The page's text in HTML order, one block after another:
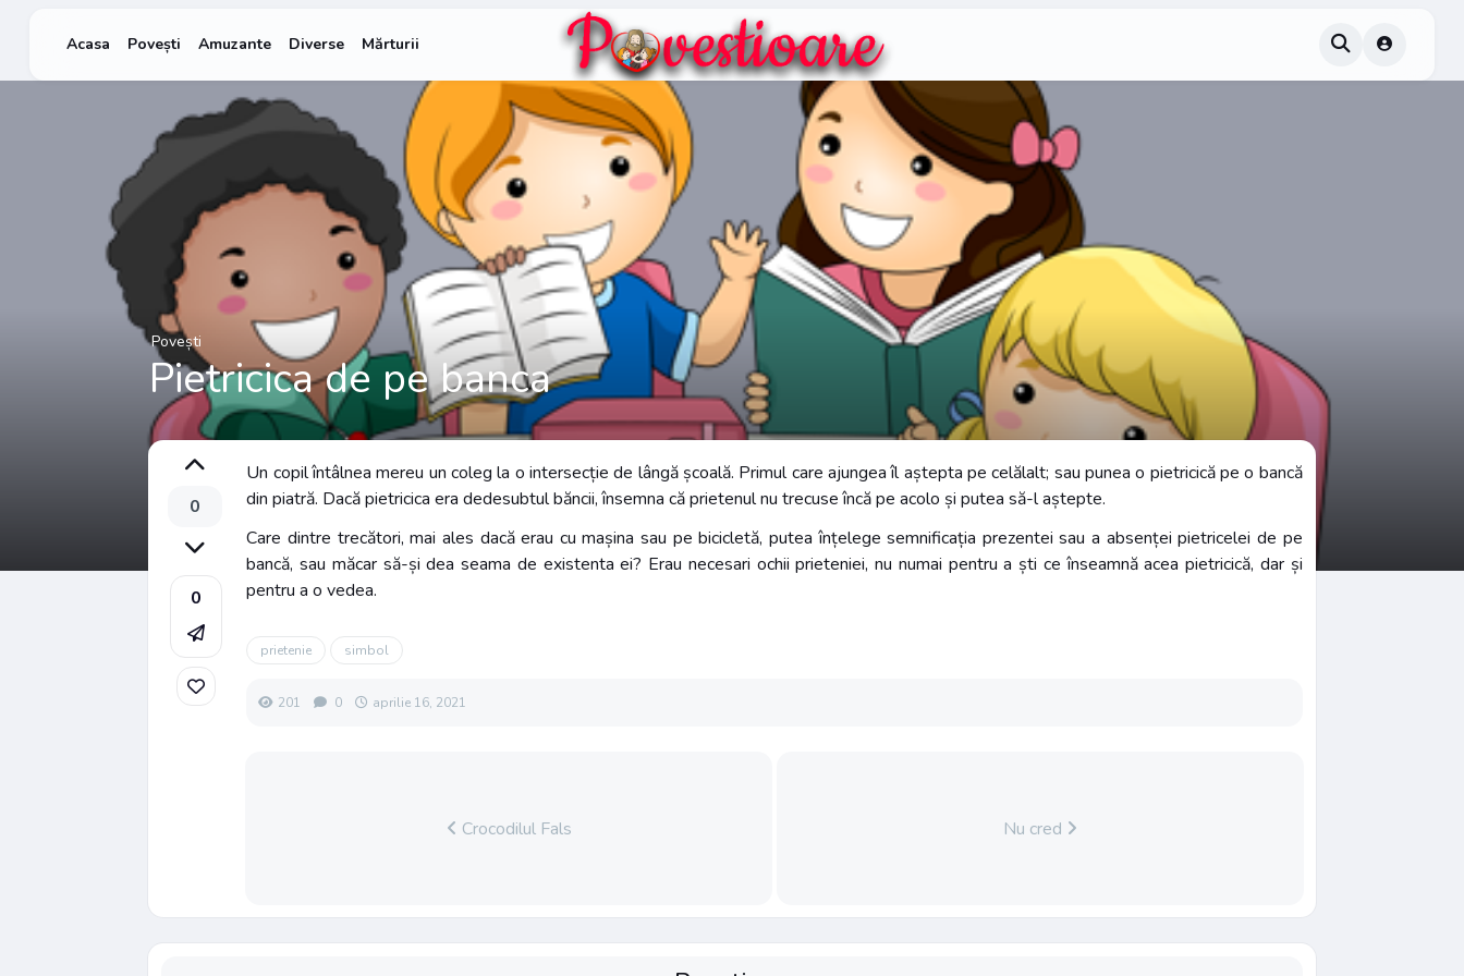
Acasa Povești Amuzante Diverse Mărturii
Povești
Pietricica de pe banca
0
0
Un copil întâlnea mereu un coleg la o intersecție de lângă școală. Primul care ajungea îl aștepta pe celălalt; sau punea o pietricică pe o bancă
din piatră. Dacă pietricica era dedesubtul băncii, însemna că prietenul nu trecuse încă pe acolo și putea să-l aștepte.
Care dintre trecători, mai ales dacă erau cu mașina sau pe bicicletă, putea înțelege semnificația prezentei sau a absenței pietricelei de pe
bancă, sau măcar să-și dea seama de existenta ei? Erau necesari ochii prieteniei, nu numai pentru a ști ce înseamnă acea pietricică, dar și
pentru a o vedea.
prietenie simbol
201 0 aprilie 16, 2021
Crocodilul Fals Nu cred